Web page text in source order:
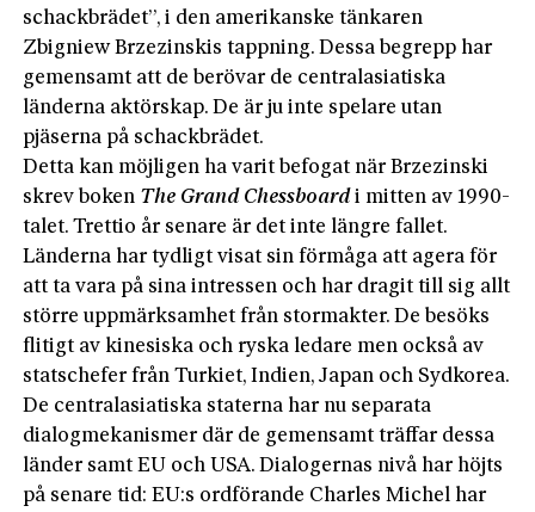
schackbrädet”, i den amerikanske tänkaren
Zbigniew Brzezinskis tappning. Dessa begrepp har
gemensamt att de berövar de centralasiatiska
länderna aktörskap. De är ju inte spelare utan
pjäserna på schackbrädet.
Detta kan möjligen ha varit befogat när Brzezinski
skrev boken The Grand Chessboard i mitten av 1990-
talet. Trettio år senare är det inte längre fallet.
Länderna har tydligt visat sin förmåga att agera för
att ta vara på sina intressen och har dragit till sig allt
större uppmärksamhet från stormakter. De besöks
flitigt av kinesiska och ryska ledare men också av
statschefer från Turkiet, Indien, Japan och Sydkorea.
De centralasiatiska staterna har nu separata
dialogmekanismer där de gemensamt träffar dessa
länder samt EU och USA. Dialogernas nivå har höjts
på senare tid: EU:s ordförande Charles Michel har